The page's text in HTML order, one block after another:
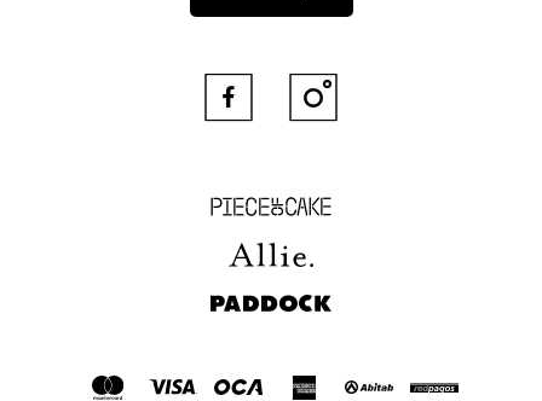
Piece of Cake
Allie
Paddock
 